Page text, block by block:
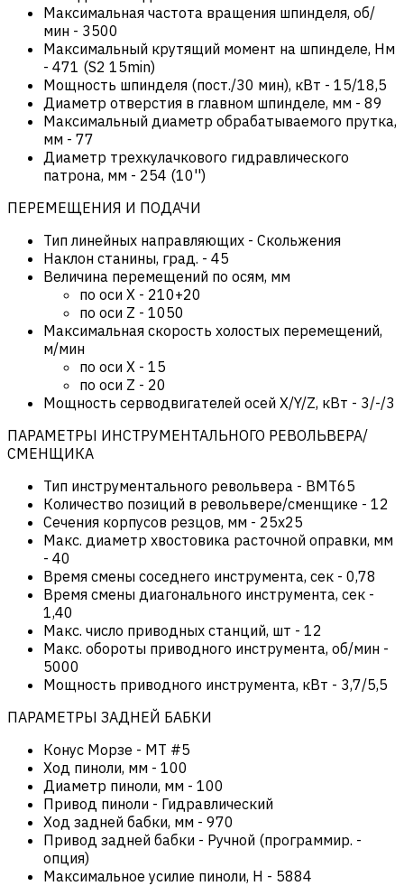
Максимальная частота вращения шпинделя, об/
мин - 3500
Максимальный крутящий момент на шпинделе, Нм
- 471 (S2 15min)
Мощность шпинделя (пост./30 мин), кВт - 15/18,5
Диаметр отверстия в главном шпинделе, мм - 89
Максимальный диаметр обрабатываемого прутка,
мм - 77
Диаметр трехкулачкового гидравлического
патрона, мм - 254 (10'')
ПЕРЕМЕЩЕНИЯ И ПОДАЧИ
Тип линейных направляющих - Скольжения
Наклон станины, град. - 45
Величина перемещений по осям, мм
по оси Х - 210+20
по оси Z - 1050
Максимальная скорость холостых перемещений,
м/мин
по оси Х - 15
по оси Z - 20
Мощность серводвигателей осей X/Y/Z, кВт - 3/-/3
ПАРАМЕТРЫ ИНСТРУМЕНТАЛЬНОГО РЕВОЛЬВЕРА/
СМЕНЩИКА
Тип инструментального револьвера - BMT65
Количество позиций в револьвере/сменщике - 12
Сечения корпусов резцов, мм - 25х25
Макс. диаметр хвостовика расточной оправки, мм
- 40
Время смены соседнего инструмента, сек - 0,78
Время смены диагонального инструмента, сек -
1,40
Макс. число приводных станций, шт - 12
Макс. обороты приводного инструмента, об/мин -
5000
Мощность приводного инструмента, кВт - 3,7/5,5
ПАРАМЕТРЫ ЗАДНЕЙ БАБКИ
Конус Морзе - MT #5
Ход пиноли, мм - 100
Диаметр пиноли, мм - 100
Привод пиноли - Гидравлический
Ход задней бабки, мм - 970
Привод задней бабки - Ручной (программир. -
опция)
Максимальное усилие пиноли, Н - 5884